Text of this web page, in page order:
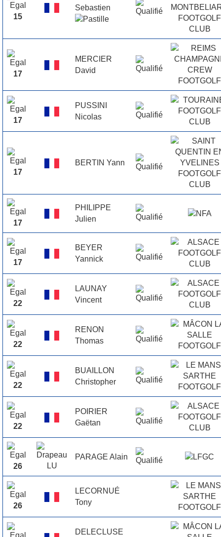
15
Sebastien
17
MERCIER
David
17
PUSSINI
Nicolas
17
BERTIN Yann
17
PHILIPPE
Julien
17
BEYER
Yannick
22
LAUNAY
Vincent
22
RENON
Thomas
22
BUAILLON
Christopher
22
POIRIER
Gaëtan
26
PARAGE Alain
26
LECORNUÉ
Tony
DELECLUSE